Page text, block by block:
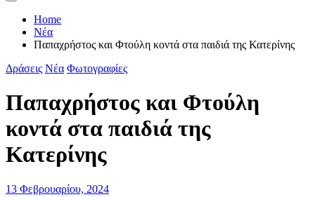
Home
Νέα
Παπαχρήστος και Φτούλη κοντά στα παιδιά της Κατερίνης
Δράσεις Νέα Φωτογραφίες
Παπαχρήστος και Φτούλη
κοντά στα παιδιά της
Κατερίνης
13 Φεβρουαρίου, 2024